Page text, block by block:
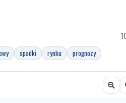
spadki rynku prognozy